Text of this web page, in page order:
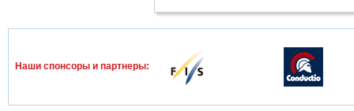
Наши спонcоры и партнеры: